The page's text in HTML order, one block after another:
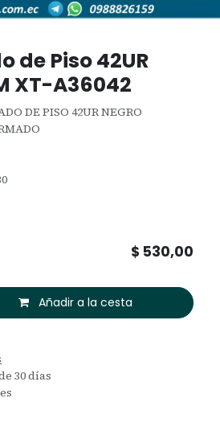
de Piso 42UR
XT-A36042
DE PISO 42UR NEGRO
Añadir a la cesta
$ 530,00
30 días